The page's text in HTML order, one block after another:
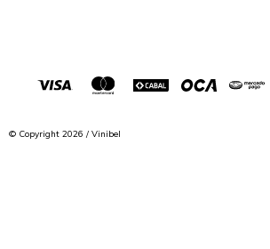
© Copyright 2026 / Vinibel